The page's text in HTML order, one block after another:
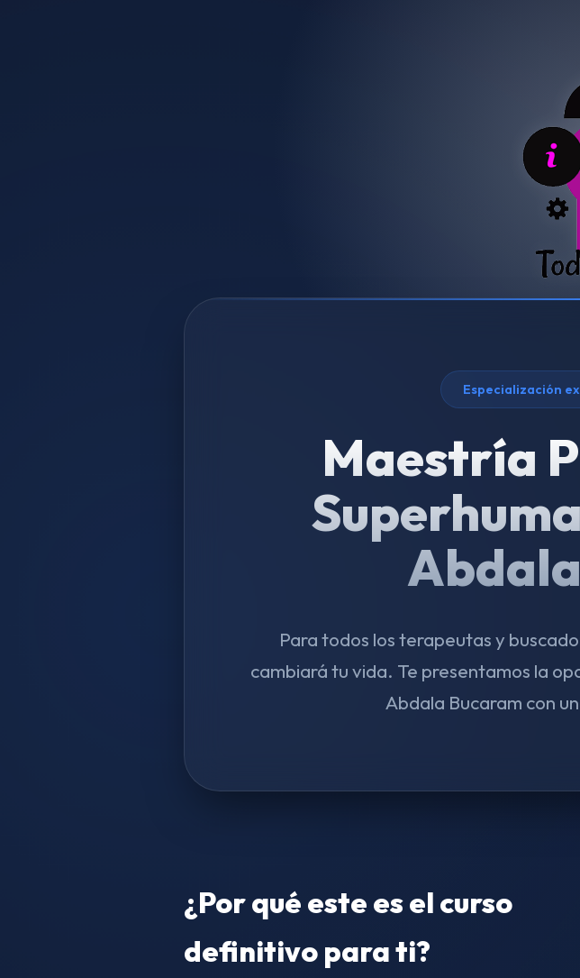
Especialización
Maestría
Para todos los terapeutas y
cambiará tu vida. Te presentamos la
Abdala Bucaram con
¿Por qué este es el curso
definitivo para ti?